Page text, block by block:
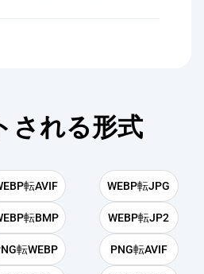
される形式
転AVIF WEBP転JPG
転BMP WEBP転JP2
転WEBP PNG転AVIF